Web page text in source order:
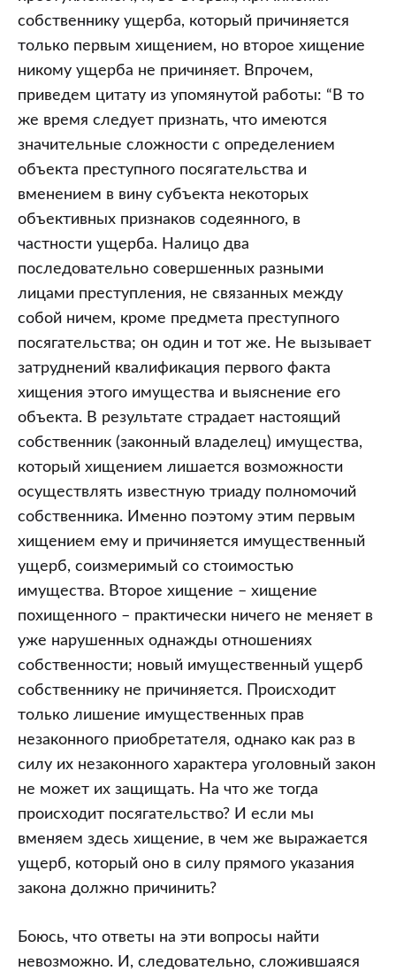
собственнику ущерба, который причиняется
только первым хищением, но второе хищение
никому ущерба не причиняет. Впрочем,
приведем цитату из упомянутой работы: “В то
же время следует признать, что имеются
значительные сложности с определением
объекта преступного посягательства и
вменением в вину субъекта некоторых
объективных признаков содеянного, в
частности ущерба. Налицо два
последовательно совершенных разными
лицами преступления, не связанных между
собой ничем, кроме предмета преступного
посягательства; он один и тот же. Не вызывает
затруднений квалификация первого факта
хищения этого имущества и выяснение его
объекта. В результате страдает настоящий
собственник (законный владелец) имущества,
который хищением лишается возможности
осуществлять известную триаду полномочий
собственника. Именно поэтому этим первым
хищением ему и причиняется имущественный
ущерб, соизмеримый со стоимостью
имущества. Второе хищение – хищение
похищенного – практически ничего не меняет в
уже нарушенных однажды отношениях
собственности; новый имущественный ущерб
собственнику не причиняется. Происходит
только лишение имущественных прав
незаконного приобретателя, однако как раз в
силу их незаконного характера уголовный закон
не может их защищать. На что же тогда
происходит посягательство? И если мы
вменяем здесь хищение, в чем же выражается
ущерб, который оно в силу прямого указания
закона должно причинить?
Боюсь, что ответы на эти вопросы найти
невозможно. И, следовательно, сложившаяся